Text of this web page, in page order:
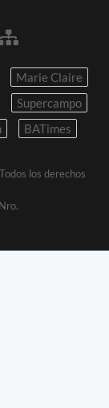
Marie Claire
Supercampo
BATimes
los derechos